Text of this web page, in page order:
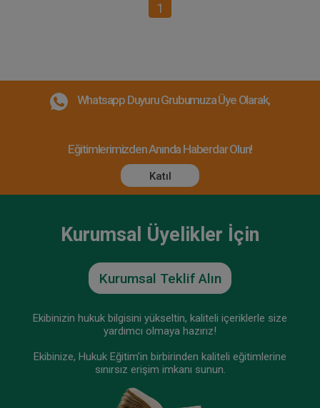
1
Whatsapp Duyuru Grubumuza Üye Olarak,
Eğitimlerimizden Anında Haberdar Olun!
Katıl
Kurumsal Üyelikler İçin
Kurumsal Teklif Alın
Ekibinizin hukuk bilgisini yükseltin, kaliteli içeriklerle size
yardımcı olmaya hazırız!
Ekibinize, Hukuk Eğitim’in birbirinden kaliteli eğitimlerine
sınırsız erişim imkanı sunun.